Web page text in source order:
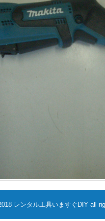
レンタル工具いますぐDIY all